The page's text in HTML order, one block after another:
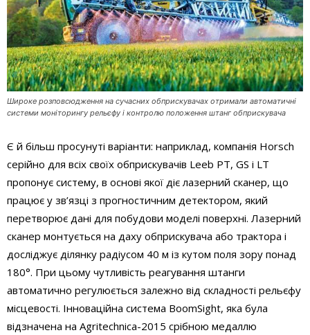
Широке розповсюдження на сучасних обприскувачах отримали автоматичні
системи моніторингу рельєфу і контролю положення штанг обприскувача
Є й більш просунуті варіанти: наприклад, компанія Horsch
серійно для всіх своїх обприскувачів Leeb PT, GS і LT
пропонує систему, в основі якої діє лазерний сканер, що
працює у зв’язці з прогностичним детектором, який
перетворює дані для побудови моделі поверхні. Лазерний
сканер монтується на даху обприскувача або трактора і
досліджує ділянку радіусом 40 м із кутом поля зору понад
180°. При цьому чутливість реагування штанги
автоматично регулюється залежно від складності рельєфу
місцевості. Інноваційна система BoomSight, яка була
відзначена на Agritechniсa-2015 срібною медаллю